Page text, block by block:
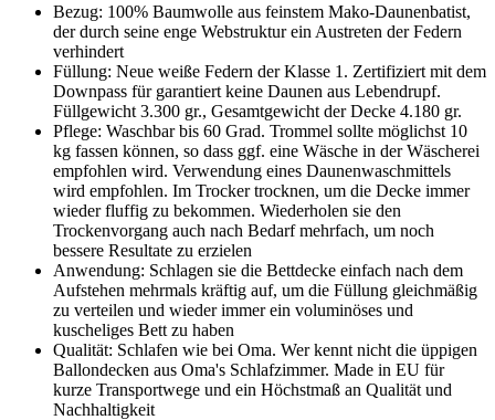
Bezug: 100% Baumwolle aus feinstem Mako-Daunenbatist,
der durch seine enge Webstruktur ein Austreten der Federn
verhindert
Füllung: Neue weiße Federn der Klasse 1. Zertifiziert mit dem
Downpass für garantiert keine Daunen aus Lebendrupf.
Füllgewicht 3.300 gr., Gesamtgewicht der Decke 4.180 gr.
Pflege: Waschbar bis 60 Grad. Trommel sollte möglichst 10
kg fassen können, so dass ggf. eine Wäsche in der Wäscherei
empfohlen wird. Verwendung eines Daunenwaschmittels
wird empfohlen. Im Trocker trocknen, um die Decke immer
wieder fluffig zu bekommen. Wiederholen sie den
Trockenvorgang auch nach Bedarf mehrfach, um noch
bessere Resultate zu erzielen
Anwendung: Schlagen sie die Bettdecke einfach nach dem
Aufstehen mehrmals kräftig auf, um die Füllung gleichmäßig
zu verteilen und wieder immer ein voluminöses und
kuscheliges Bett zu haben
Qualität: Schlafen wie bei Oma. Wer kennt nicht die üppigen
Ballondecken aus Oma's Schlafzimmer. Made in EU für
kurze Transportwege und ein Höchstmaß an Qualität und
Nachhaltigkeit